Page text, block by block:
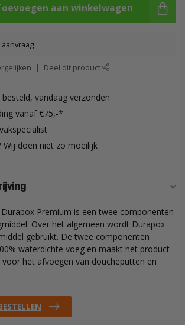
aan winkelwagen
Deel dit product
besteld, vandaag verzonden
vanaf €75,-*
Wij doen niet zo moeilijk
Premium is een twee componenten
Over het algemeen wordt Durapox
gebruikt. De twee componenten
waterdichte voeg en maakt het product
het afvoegen van doucheputten en